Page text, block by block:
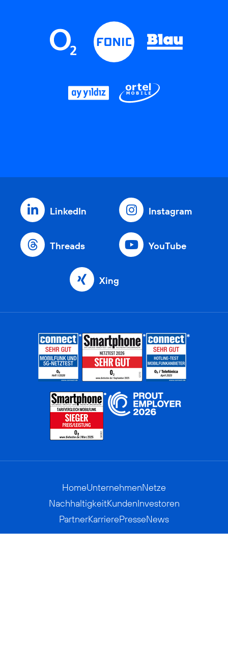
LinkedIn Instagram
Threads YouTube
Xing
HomeUnternehmenNetze
NachhaltigkeitKundenInvestoren
PartnerKarrierePresseNews